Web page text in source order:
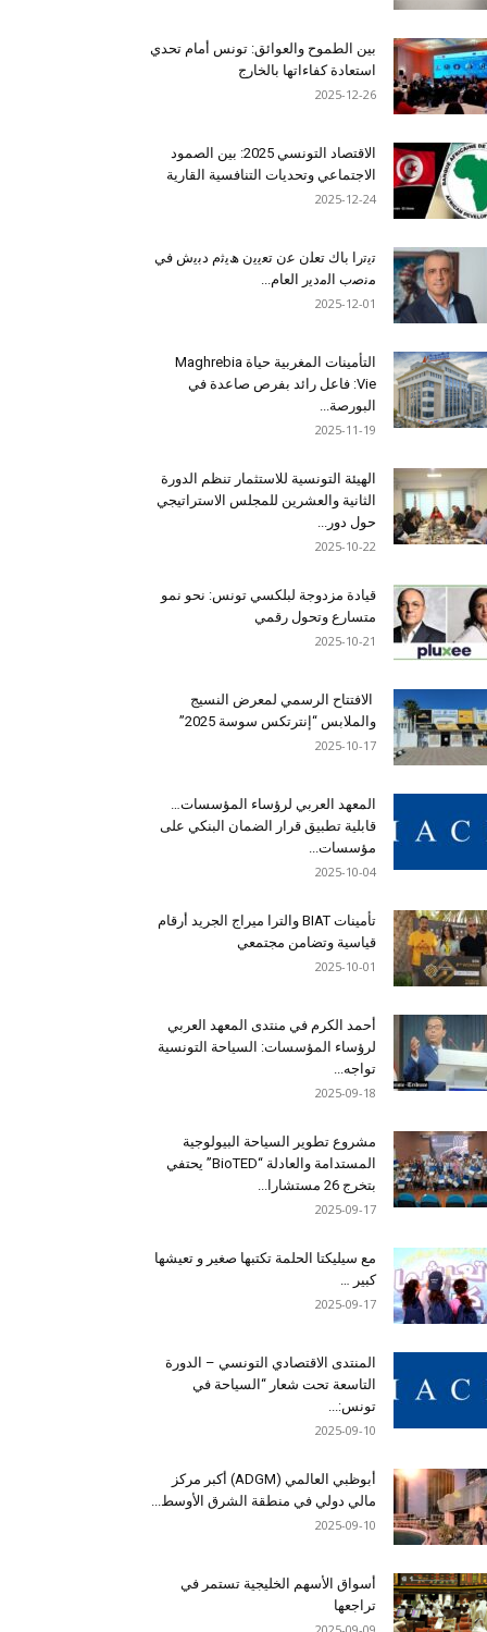
بين الطموح والعوائق: تونس أمام تحدي
استعادة كفاءاتها بالخارج
2025-12-26
الاقتصاد التونسي 2025: بين الصمود
الاجتماعي وتحديات التنافسية القارية
2025-12-24
ﺗﯾﺗرا ﺑﺎك ﺗﻌﻠن ﻋن ﺗﻌﯾﯾن ھﯾﺛم دﺑﯾش ﻓﻲ
ﻣﻧﺻب اﻟﻣدﯾر اﻟﻌﺎم...
2025-12-01
التأمينات المغربية حياة Maghrebia
Vie: فاعل رائد بفرص صاعدة في
البورصة...
2025-11-19
الهيئة التونسية للاستثمار تنظم الدورة
الثانية والعشرين للمجلس الاستراتيجي
حول دور...
2025-10-22
قيادة مزدوجة لبلكسي تونس: نحو نمو
متسارع وتحول رقمي
2025-10-21
الافتتاح الرسمي لمعرض النسيج
والملابس “إنترتكس سوسة 2025”
2025-10-17
المعهد العربي لرؤساء المؤسسات…
قابلية تطبيق قرار الضمان البنكي على
مؤسسات...
2025-10-04
تأمينات BIAT والترا ميراج الجريد أرقام
قياسية وتضامن مجتمعي
2025-10-01
أحمد الكرم في منتدى المعهد العربي
لرؤساء المؤسسات: السياحة التونسية
تواجه...
2025-09-18
مشروع تطوير السياحة البيولوجية
المستدامة والعادلة “BioTED” يحتفي
بتخرج 26 مستشارا...
2025-09-17
مع سيليكتا الحلمة تكتبها صغير و تعيشها
كبير …
2025-09-17
المنتدى الاقتصادي التونسي – الدورة
التاسعة تحت شعار “السياحة في
تونس:...
2025-09-10
أبوظبي العالمي (ADGM) أكبر مركز
مالي دولي في منطقة الشرق الأوسط...
2025-09-10
أسواق الأسهم الخليجية تستمر في
تراجعها‎